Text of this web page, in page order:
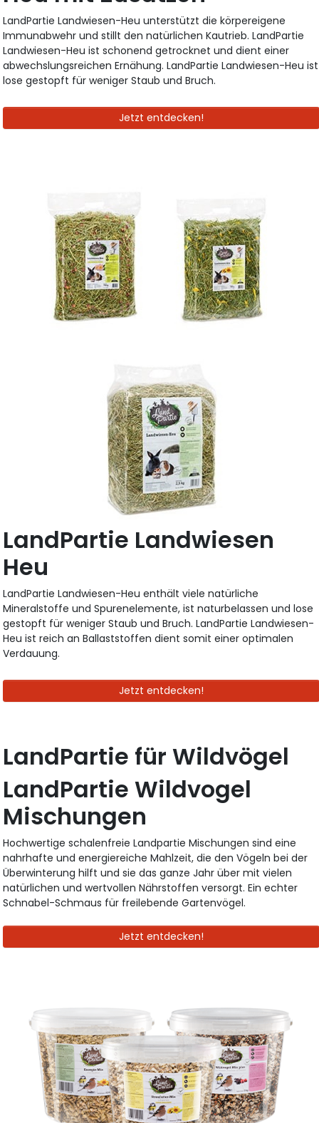
LandPartie Landwiesen-Heu unterstützt die körpereigene
Immunabwehr und stillt den natürlichen Kautrieb. LandPartie
Landwiesen-Heu ist schonend getrocknet und dient einer
abwechslungsreichen Ernähung. LandPartie Landwiesen-Heu ist
lose gestopft für weniger Staub und Bruch.
Jetzt entdecken!
LandPartie Landwiesen
Heu
LandPartie Landwiesen-Heu enthält viele natürliche
Mineralstoffe und Spurenelemente, ist naturbelassen und lose
gestopft für weniger Staub und Bruch. LandPartie Landwiesen-
Heu ist reich an Ballaststoffen dient somit einer optimalen
Verdauung.
Jetzt entdecken!
LandPartie für Wildvögel
LandPartie Wildvogel
Mischungen
Hochwertige schalenfreie Landpartie Mischungen sind eine
nahrhafte und energiereiche Mahlzeit, die den Vögeln bei der
Überwinterung hilft und sie das ganze Jahr über mit vielen
natürlichen und wertvollen Nährstoffen versorgt. Ein echter
Schnabel-Schmaus für freilebende Gartenvögel.
Jetzt entdecken!